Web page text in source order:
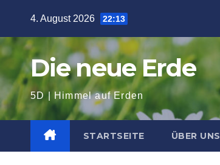
springen
4. August 2026 22:13
Die neue Erde
5D | Himmel auf Erden
STARTSEITE ÜBER UNS